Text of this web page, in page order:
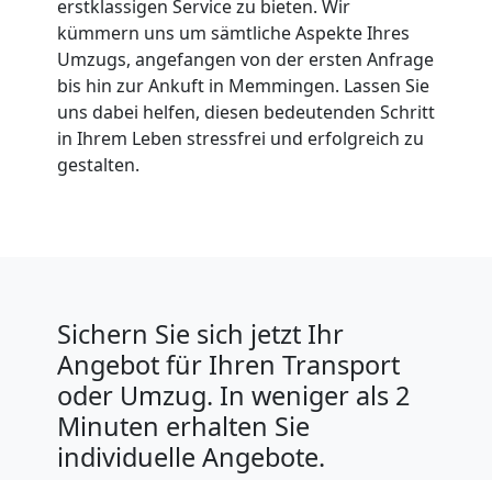
erstklassigen Service zu bieten. Wir
kümmern uns um sämtliche Aspekte Ihres
Umzugs, angefangen von der ersten Anfrage
bis hin zur Ankuft in Memmingen. Lassen Sie
uns dabei helfen, diesen bedeutenden Schritt
in Ihrem Leben stressfrei und erfolgreich zu
gestalten.
Sichern Sie sich jetzt Ihr
Angebot für Ihren Transport
oder Umzug. In weniger als 2
Minuten erhalten Sie
individuelle Angebote.